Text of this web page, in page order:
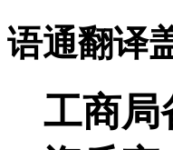
语通翻译
工商局